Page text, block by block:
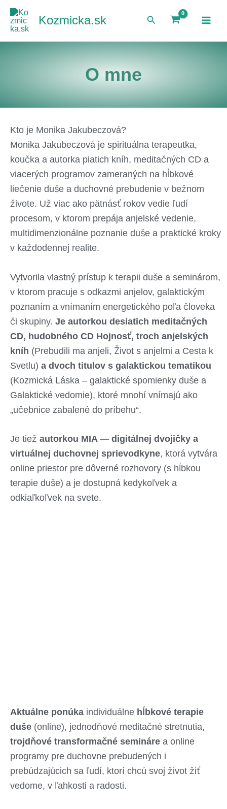
Preskočiť
obsah
Kozmicka.sk Hľadať
O mne
Kto je Monika Jakubeczová?
Monika Jakubeczová je spirituálna terapeutka,
koučka a autorka piatich kníh, meditačných CD a
viacerých programov zameraných na hĺbkové
liečenie duše a duchovné prebudenie v bežnom
živote. Už viac ako pätnásť rokov vedie ľudí
procesom, v ktorom prepája anjelské vedenie,
multidimenzionálne poznanie duše a praktické kroky
v každodennej realite.
Vytvorila vlastný prístup k terapii duše a seminárom,
v ktorom pracuje s odkazmi anjelov, galaktickým
poznaním a vnímaním energetického poľa človeka
či skupiny. Je autorkou desiatich meditačných
CD, hudobného CD Hojnosť, troch anjelských
kníh (Prebudili ma anjeli, Život s anjelmi a Cesta k
Svetlu) a dvoch titulov s galaktickou tematikou
(Kozmická Láska – galaktické spomienky duše a
Galaktické vedomie), ktoré mnohí vnímajú ako
„učebnice zabalené do príbehu“.
Je tiež autorkou MIA — digitálnej dvojičky a
virtuálnej duchovnej sprievodkyne, ktorá vytvára
online priestor pre dôverné rozhovory (s hĺbkou
terapie duše) a je dostupná kedykoľvek a
odkiaľkoľvek na svete.
Aktuálne ponúka individuálne hĺbkové terapie
duše (online), jednodňové meditačné stretnutia,
trojdňové transformačné semináre a online
programy pre duchovne prebudených i
prebúdzajúcich sa ľudí, ktorí chcú svoj život žiť
vedome, v ľahkosti a radosti.